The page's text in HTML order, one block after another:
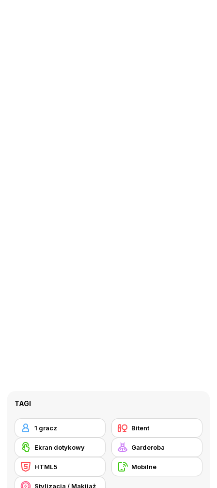
TAGI
1 gracz Bitent
Ekran dotykowy Garderoba
HTML5 Mobilne
Stylizacja / Makijaż